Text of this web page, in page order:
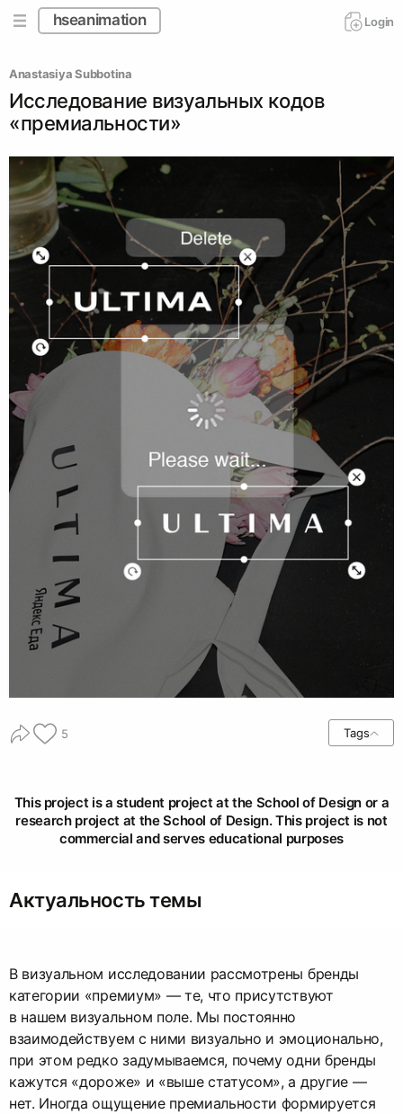
hseanimation Login
Anastasiya Subbotina
Исследование визуальных кодов
«премиальности»
5 Tags
This project is a student project at the School of Design or a
research project at the School of Design. This project is not
commercial and serves educational purposes
Актуальность темы
В визуальном исследовании рассмотрены бренды
категории «премиум» — те, что присутствуют
в нашем визуальном поле. Мы постоянно
взаимодействуем с ними визуально и эмоционально,
при этом редко задумываемся, почему одни бренды
кажутся «дороже» и «выше статусом», а другие —
нет. Иногда ощущение премиальности формируется